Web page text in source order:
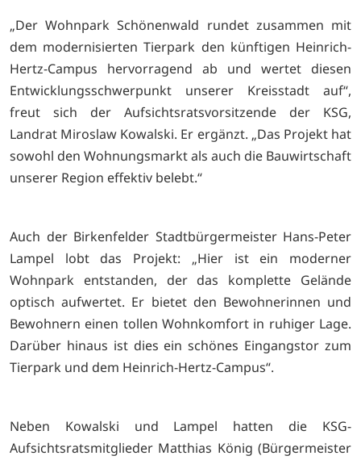
„Der Wohnpark Schönenwald rundet zusammen mit
dem modernisierten Tierpark den künftigen Heinrich-
Hertz-Campus hervorragend ab und wertet diesen
Entwicklungsschwerpunkt unserer Kreisstadt auf“,
freut sich der Aufsichtsratsvorsitzende der KSG,
Landrat Miroslaw Kowalski. Er ergänzt. „Das Projekt hat
sowohl den Wohnungsmarkt als auch die Bauwirtschaft
unserer Region effektiv belebt.“
Auch der Birkenfelder Stadtbürgermeister Hans-Peter
Lampel lobt das Projekt: „Hier ist ein moderner
Wohnpark entstanden, der das komplette Gelände
optisch aufwertet. Er bietet den Bewohnerinnen und
Bewohnern einen tollen Wohnkomfort in ruhiger Lage.
Darüber hinaus ist dies ein schönes Eingangstor zum
Tierpark und dem Heinrich-Hertz-Campus“.
Neben Kowalski und Lampel hatten die KSG-
Aufsichtsratsmitglieder Matthias König (Bürgermeister